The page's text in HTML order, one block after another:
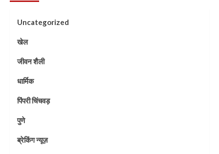
Uncategorized
खेल
जीवन शैली
धार्मिक
पिंपरी चिंचवड़
पुणे
ब्रेकिंग न्यूज़